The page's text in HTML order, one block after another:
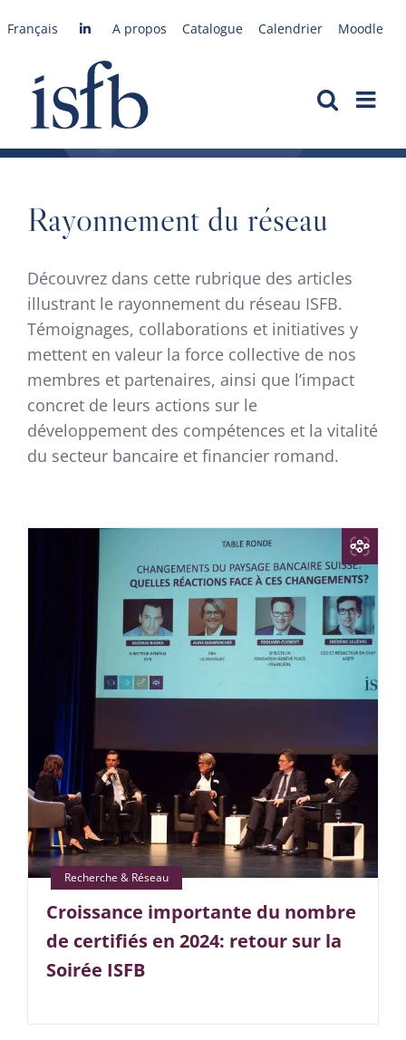
auFrançais A propos Catalogue Calendrier Moodle
Rayonnement du réseau
Découvrez dans cette rubrique des articles
illustrant le rayonnement du réseau ISFB.
Témoignages, collaborations et initiatives y
mettent en valeur la force collective de nos
membres et partenaires, ainsi que l’impact
concret de leurs actions sur le
développement des compétences et la vitalité
du secteur bancaire et financier romand.
Croissance importante du nombre
de certifiés en 2024: retour sur la
Soirée ISFB